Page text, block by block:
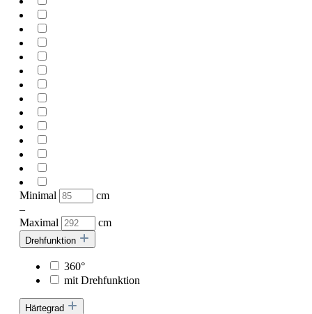
Minimal
cm
–
Maximal
cm
Drehfunktion
360°
mit Drehfunktion
Härtegrad